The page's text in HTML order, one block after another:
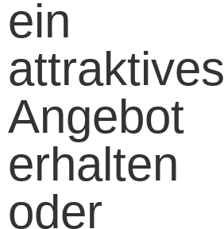
ein
attraktives
Angebot
erhalten
oder